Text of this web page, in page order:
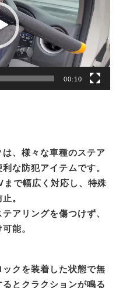
00:10
、様々な車種のステア
な防犯アイテムです。
で幅広く対応し、特殊
。
アリングを傷つけず、
能。
クを装着した状態で無
とクラクションが鳴る